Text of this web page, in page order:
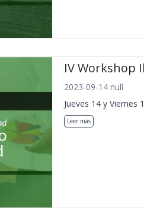
IV Workshop
2023-09-14 null
Jueves 14 y Viernes
Leer más